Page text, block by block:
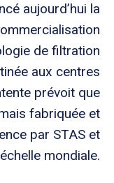
aujourd’hui la
de filtration
aux centres
prévoit que
fabriquée et
par STAS et
mondiale.